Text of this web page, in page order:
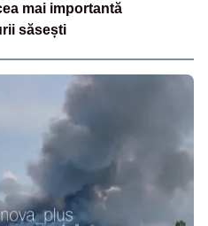
mai importantă
săsești